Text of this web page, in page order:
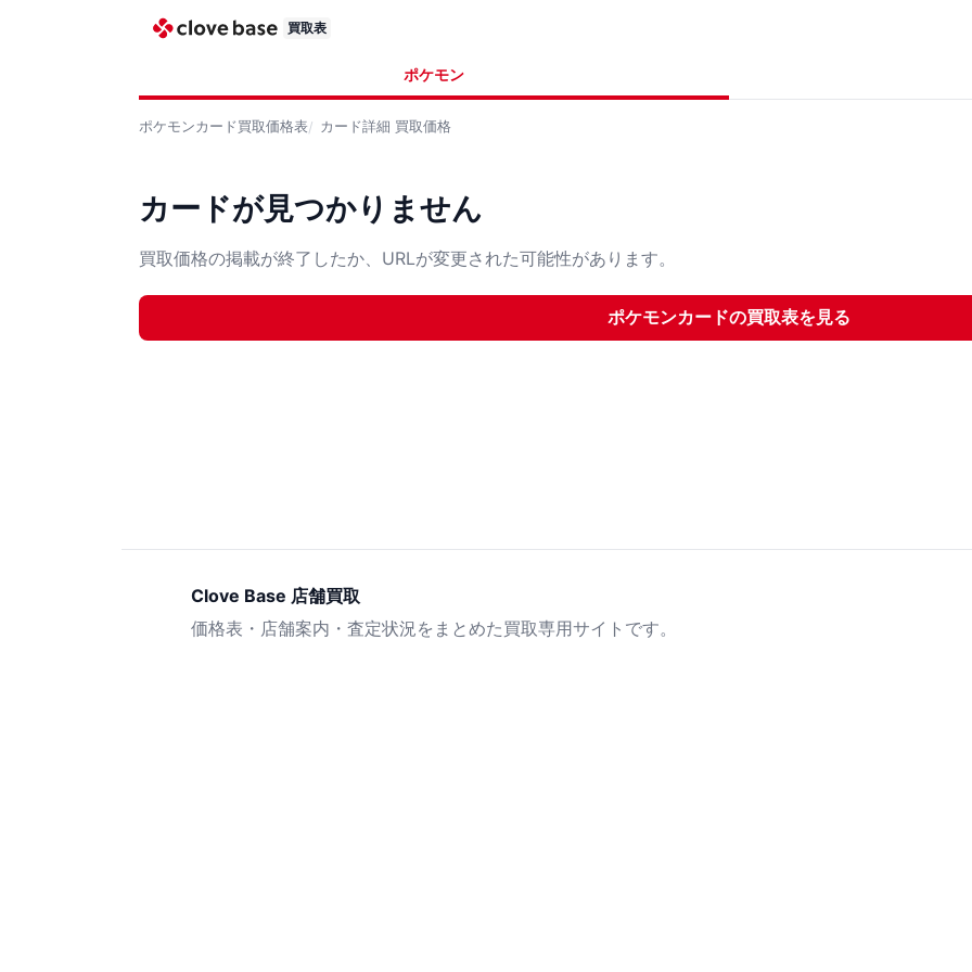
買取表
ポケモン
ポケモンカード買取価格表 カード詳細 買取価格
カードが見つかりません
買取価格の掲載が終了したか、URLが変更された可能性があります。
ポケモンカードの買取表を見る
Clove Base 店舗買取
価格表・店舗案内・査定状況をまとめた買取専用サイトです。